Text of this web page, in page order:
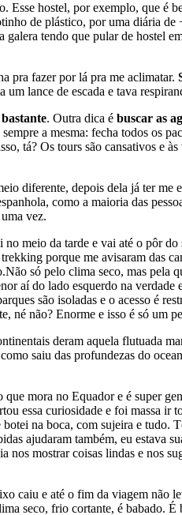
Esse hostel, por exemplo, que é
de plástico, por uma diária
tendo que pular de hostel
pra fazer por lá pra me aclimatar.
lance de escada e tava
. Outra dica é buscar as
a mesma: fecha todos os
tá? Os tours são cansativos e
diferente, depois dela já ter
como a maioria das
vez.
meio da tarde e vai até o pôr
porque me avisaram das
Não só pelo clima seco, mas pela
aí do lado esquerdo na verdade
são isoladas e o acesso é
né não? Enorme e isso é só um
deram aquela flutuada
saiu das profundezas do
mora no Equador e é super
essa curiosidade e foi massa ir
botei na boca, com sujeira e tudo.
ajudaram também, eu estava
nos mostrar coisas lindas e nos
caiu e até o fim da viagem não
seco, frio cortante, é babado. É